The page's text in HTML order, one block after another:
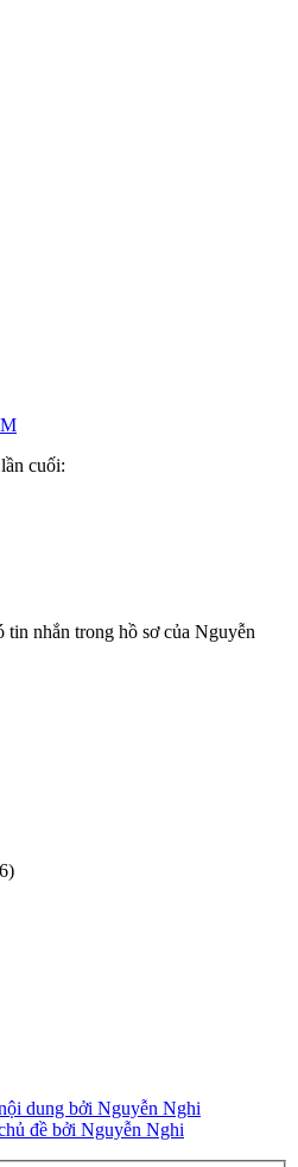
cuối:
tin nhắn trong hồ sơ của Nguyễn
dung bởi Nguyễn Nghi
đề bởi Nguyễn Nghi